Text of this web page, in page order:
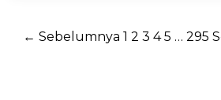
Paginasi
← Sebelumnya 1 2 3 4 5 … 295